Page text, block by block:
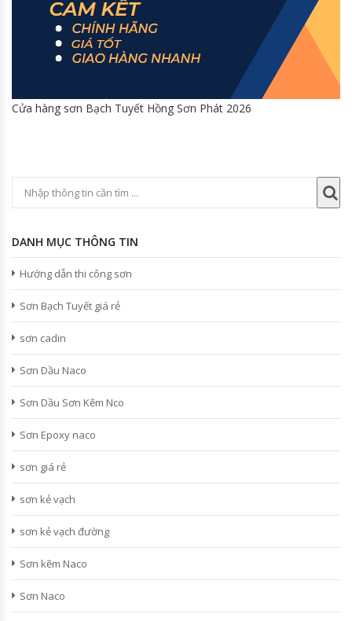
Cửa hàng sơn Bạch Tuyết Hồng Sơn Phát 2026
DANH MỤC THÔNG TIN
Hướng dẫn thi công sơn
Sơn Bạch Tuyết giá rẻ
sơn cadin
Sơn Dầu Naco
Sơn Dầu Sơn Kẽm Nco
Sơn Epoxy naco
sơn giá rẻ
sơn kẻ vạch
sơn kẻ vạch đường
Sơn kẽm Naco
Sơn Naco